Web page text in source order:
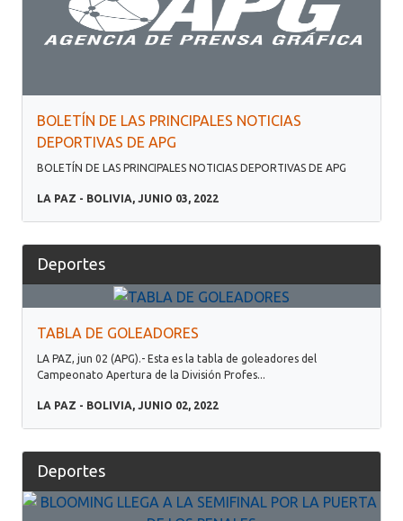
BOLETÍN DE LAS PRINCIPALES NOTICIAS
DEPORTIVAS DE APG
BOLETÍN DE LAS PRINCIPALES NOTICIAS DEPORTIVAS DE APG
LA PAZ - BOLIVIA, JUNIO 03, 2022
Deportes
TABLA DE GOLEADORES
LA PAZ, jun 02 (APG).- Esta es la tabla de goleadores del
Campeonato Apertura de la División Profes...
LA PAZ - BOLIVIA, JUNIO 02, 2022
Deportes